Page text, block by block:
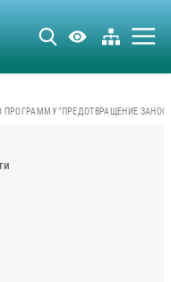
"ПРЕДОТВРАЩЕНИЕ